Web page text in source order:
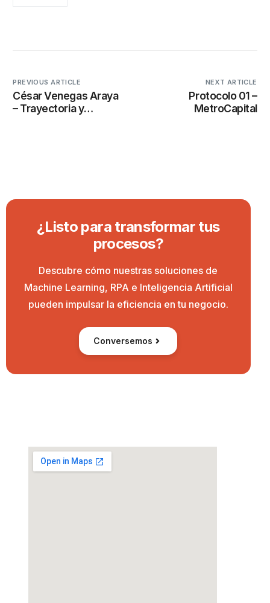
PREVIOUS ARTICLE
César Venegas Araya
– Trayectoria y
NEXT ARTICLE
Protocolo 01 –
MetroCapital
¿Listo para transformar tus
procesos?
Descubre cómo nuestras soluciones de
Machine Learning, RPA e Inteligencia Artificial
pueden impulsar la eficiencia en tu negocio.
Conversemos